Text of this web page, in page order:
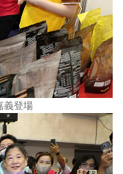
義登場